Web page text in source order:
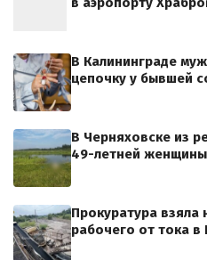
В Калининграде
цепочку у бывшей
В Черняховске из
49-летней женщины
Прокуратура взяла
рабочего от тока в